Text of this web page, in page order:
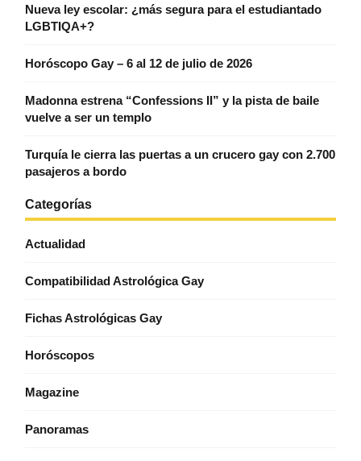
Nueva ley escolar: ¿más segura para el estudiantado
LGBTIQA+?
Horóscopo Gay – 6 al 12 de julio de 2026
Madonna estrena “Confessions II” y la pista de baile
vuelve a ser un templo
Turquía le cierra las puertas a un crucero gay con 2.700
pasajeros a bordo
Categorías
Actualidad
Compatibilidad Astrológica Gay
Fichas Astrológicas Gay
Horóscopos
Magazine
Panoramas